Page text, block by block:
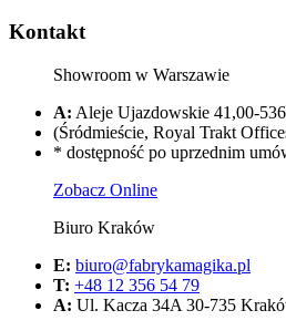
Kontakt
Showroom w Warszawie
A: Aleje Ujazdowskie 41,00-
(Śródmieście, Royal Trakt
* dostępność po uprzednim
Zobacz Online
Biuro Kraków
E: biuro@fabrykamagika.pl
T: +48 12 356 54 79
A: Ul. Kacza 34A 30-735